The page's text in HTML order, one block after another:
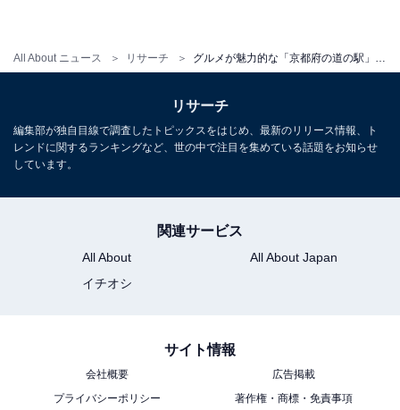
All About ニュース リサーチ
リサーチ
編集部が独自目線で調査したトピックスをはじめ、最新のリリース情報、ト
レンドに関するランキングなど、世の中で注目を集めている話題をお知らせ
しています。
関連サービス
All About
All About Japan
イチオシ
サイト情報
会社概要
広告掲載
プライバシーポリシー
著作権・商標・免責事項